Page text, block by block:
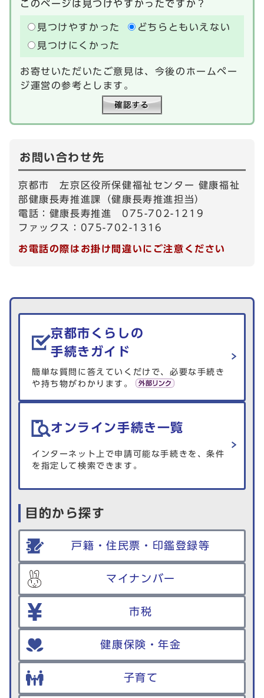
このページは見つけやすかったですか？
見つけやすかった
どちらともいえない
見つけにくかった
お寄せいただいたご意見は、今後のホームペー
ジ運営の参考とします。
お問い合わせ先
京都市 左京区役所保健福祉センター 健康福祉
部健康長寿推進課（健康長寿推進担当）
電話：健康長寿推進 075-702-1219
ファックス：075-702-1316
お電話の際はお掛け間違いにご注意ください
生活情報を探す
京都市くらしの
手続きガイド
簡単な質問に答えていくだけで、必要な手続き
や持ち物がわかります。
オンライン手続き一覧
インターネット上で申請可能な手続きを、条件
を指定して検索できます。
目的から探す
戸籍・住民票・印鑑登録等
マイナンバー
市税
健康保険・年金
子育て